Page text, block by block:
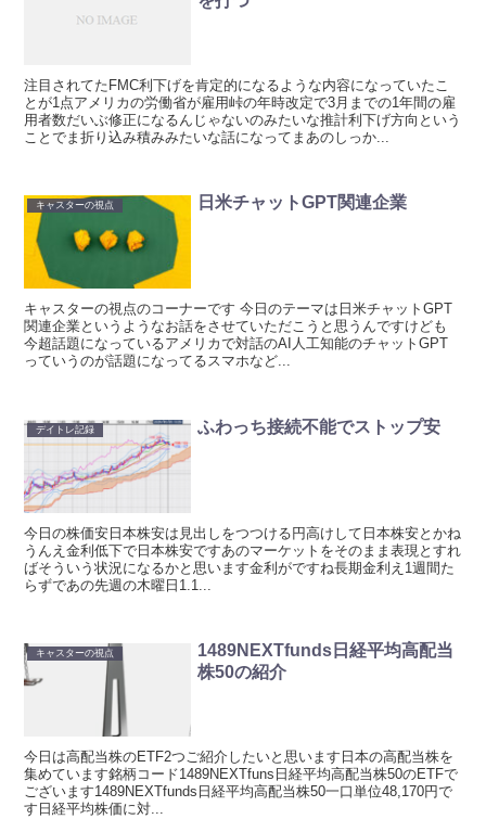
注目されてたFMC利下げを肯定的になるような内容になっていたこ
とが1点アメリカの労働省が雇用峠の年時改定で3月までの1年間の雇
用者数だいぶ修正になるんじゃないのみたいな推計利下げ方向という
ことでま折り込み積みみたいな話になってまあのしっか...
キャスターの視点 日米チャットGPT関連企業
キャスターの視点のコーナーです 今日のテーマは日米チャットGPT
関連企業というようなお話をさせていただこうと思うんですけども
今超話題になっているアメリカで対話のAI人工知能のチャットGPT
っていうのが話題になってるスマホなど...
デイトレ記録 ふわっち接続不能でストップ安
今日の株価安日本株安は見出しをつつける円高けして日本株安とかね
うんえ金利低下で日本株安ですあのマーケットをそのまま表現とすれ
ばそういう状況になるかと思います金利がですね長期金利え1週間た
らずであの先週の木曜日1.1...
キャスターの視点
1489NEXTfunds日経平均高配当
株50の紹介
今日は高配当株のETF2つご紹介したいと思います日本の高配当株を
集めています銘柄コード1489NEXTfuns日経平均高配当株50のETFで
ございます1489NEXTfunds日経平均高配当株50一口単位48,170円で
す日経平均株価に対...